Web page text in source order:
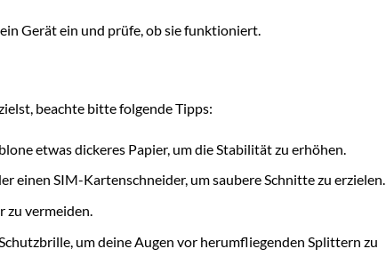
Gerät ein und prüfe, ob sie funktioniert.
beachte bitte folgende Tipps:
etwas dickeres Papier, um die Stabilität zu erhöhen.
einen SIM-Kartenschneider, um saubere Schnitte zu erzielen.
zu vermeiden.
um deine Augen vor herumfliegenden Splittern zu